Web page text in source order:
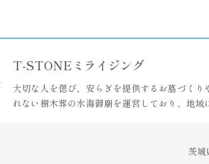
T-STONEミライジング
大切な人を偲び、安らぎを提供するお墓づく
れない樹木葬の水海御廟を運営しており、地域
茨城